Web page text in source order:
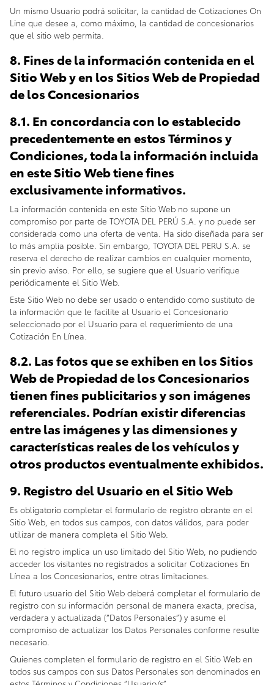
Un mismo Usuario podrá solicitar, la cantidad de Cotizaciones On
Line que desee a, como máximo, la cantidad de concesionarios
que el sitio web permita.
8. Fines de la información contenida en el
Sitio Web y en los Sitios Web de Propiedad
de los Concesionarios
8.1. En concordancia con lo establecido
precedentemente en estos Términos y
Condiciones, toda la información incluida
en este Sitio Web tiene fines
exclusivamente informativos.
La información contenida en este Sitio Web no supone un
compromiso por parte de TOYOTA DEL PERÚ S.A. y no puede ser
considerada como una oferta de venta. Ha sido diseñada para ser
lo más amplia posible. Sin embargo, TOYOTA DEL PERU S.A. se
reserva el derecho de realizar cambios en cualquier momento,
sin previo aviso. Por ello, se sugiere que el Usuario verifique
periódicamente el Sitio Web.
Este Sitio Web no debe ser usado o entendido como sustituto de
la información que le facilite al Usuario el Concesionario
seleccionado por el Usuario para el requerimiento de una
Cotización En Línea.
8.2. Las fotos que se exhiben en los Sitios
Web de Propiedad de los Concesionarios
tienen fines publicitarios y son imágenes
referenciales. Podrían existir diferencias
entre las imágenes y las dimensiones y
características reales de los vehículos y
otros productos eventualmente exhibidos.
9. Registro del Usuario en el Sitio Web
Es obligatorio completar el formulario de registro obrante en el
Sitio Web, en todos sus campos, con datos válidos, para poder
utilizar de manera completa el Sitio Web.
El no registro implica un uso limitado del Sitio Web, no pudiendo
acceder los visitantes no registrados a solicitar Cotizaciones En
Línea a los Concesionarios, entre otras limitaciones.
El futuro usuario del Sitio Web deberá completar el formulario de
registro con su información personal de manera exacta, precisa,
verdadera y actualizada (“Datos Personales”) y asume el
compromiso de actualizar los Datos Personales conforme resulte
necesario.
Quienes completen el formulario de registro en el Sitio Web en
todos sus campos con sus Datos Personales son denominados en